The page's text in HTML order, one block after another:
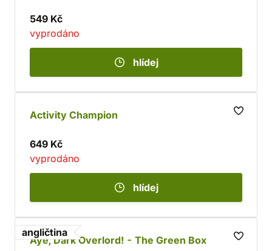
549 Kč
vyprodáno
hlídej
Activity Champion
649 Kč
vyprodáno
hlídej
angličtina
Aye, Dark Overlord! - The Green Box